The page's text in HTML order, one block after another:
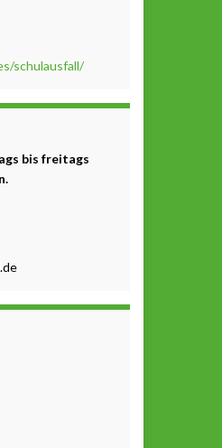
schulausfall/
bis freitags
n.